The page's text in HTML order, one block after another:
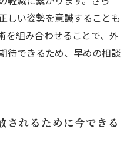
しい姿勢を意識することも
を組み合わせることで、外
待できるため、早めの相談
されるために今できる